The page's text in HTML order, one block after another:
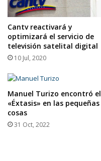
Cantv reactivará y
optimizará el servicio de
televisión satelital digital
10 Jul, 2020
Manuel Turizo encontró el
«Éxtasis» en las pequeñas
cosas
31 Oct, 2022